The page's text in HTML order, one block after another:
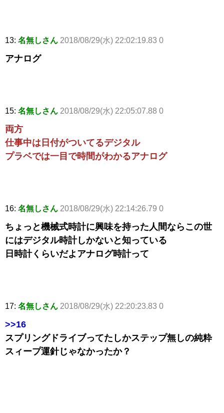
13: 名無しさん 2018/08/29(水) 22:02:19.83 0
アナログ
15: 名無しさん 2018/08/29(水) 22:05:07.88 0
両方
仕事中は日付がついてるデジタル
プラベでは一目で時間がわかるアナログ
16: 名無しさん 2018/08/29(水) 22:14:26.79 0
ちょっと機械式時計に興味を持った人間ならこの世
にはデジタル時計しかないと知っている
日時計くらいだよアナログ時計って
17: 名無しさん 2018/08/29(水) 22:20:23.83 0
>>16
スプリングドライブってたしかステップ無しの純粋
スィープ運針じゃなかったか？